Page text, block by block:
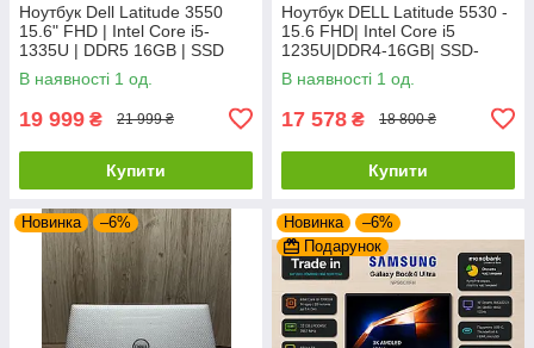
Ноутбук Dell Latitude 3550
15.6" FHD | Intel Core i5-
1335U | DDR5 16GB | SSD
512GB | АКБ 92%
В наявності 1 од.
19 999 ₴ 21 999 ₴
Купити
Ноутбук DELL Latitude 5530 -
15.6 FHD| Intel Core i5
1235U|DDR4-16GB| SSD-
512GB| Intel Iris Xe
В наявності 1 од.
17 578 ₴ 18 800 ₴
Купити
Новинка –6% Новинка
–6%
Подарунок